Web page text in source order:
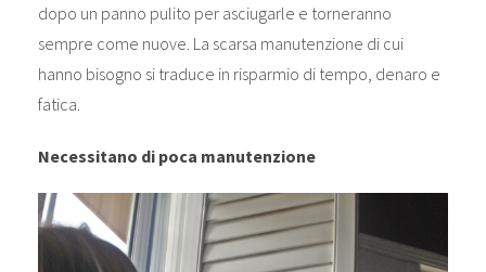
dopo un panno pulito per asciugarle e torneranno
sempre come nuove. La scarsa manutenzione di cui
hanno bisogno si traduce in risparmio di tempo, denaro e
fatica.
Necessitano di poca manutenzione